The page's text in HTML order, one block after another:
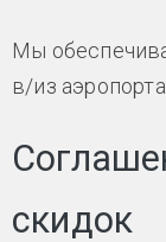
Мы
в/из
скидок